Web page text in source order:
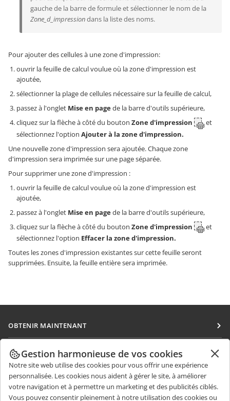
gauche de la barre de formule et sélectionner le nom de la
Zone_d_impressiondans la liste des noms.
Pour ajouter des cellules à une zone d'impression:
ouvrir la feuille de calcul voulue où la zone d'impression est
ajoutée,
sélectionner la plage de cellules nécessaire sur la feuille de calcul,
passez à l'onglet Mise en pagede la barre d'outils supérieure,
cliquez sur la flèche à côté du bouton Zone d'impression
et
sélectionnez l'option Ajouter à la zone d'impression.
Une nouvelle zone d'impression sera ajoutée. Chaque zone
d'impression sera imprimée sur une page séparée.
Pour supprimer une zone d'impression :
ouvrir la feuille de calcul voulue où la zone d'impression est
ajoutée,
passez à l'onglet Mise en pagede la barre d'outils supérieure,
cliquez sur la flèche à côté du bouton Zone d'impression
et
sélectionnez l'option Effacer la zone d'impression.
Toutes les zones d'impression existantes sur cette feuille seront
supprimées. Ensuite, la feuille entière sera imprimée.
OBTENIR MAINTENANT
Docs
DocSpace
Workspace
Connecteurs
COLLABORATION
Pour les contributeurs
Pour les traducteurs
OBTENIR DES NOUVELLES
Blog
Gestion harmonieuse de vos cookies
Notre site web utilise des cookies pour vous offrir une expérience
personnalisée. Les cookies nous aident à gérer le site, à améliorer
votre navigation et à permettre un marketing et des publicités ciblés.
Vous pouvez consentir pleinement à notre utilisation des cookies ou